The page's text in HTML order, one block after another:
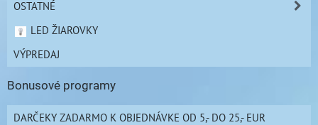
OSTATNÉ
LED ŽIAROVKY
VÝPREDAJ
Bonusové programy
DARČEKY ZADARMO K OBJEDNÁVKE OD 5,- DO 25,- EUR